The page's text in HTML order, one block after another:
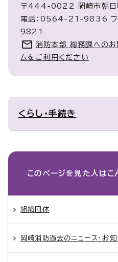
〒444-0022 岡崎市朝日
電話：0564-21-9836 フ
9821
消防本部 総務課へのお
ムをご利用ください
くらし・手続き
このページを見た人は こ
組織団体
岡崎消防過去のニュース・お知